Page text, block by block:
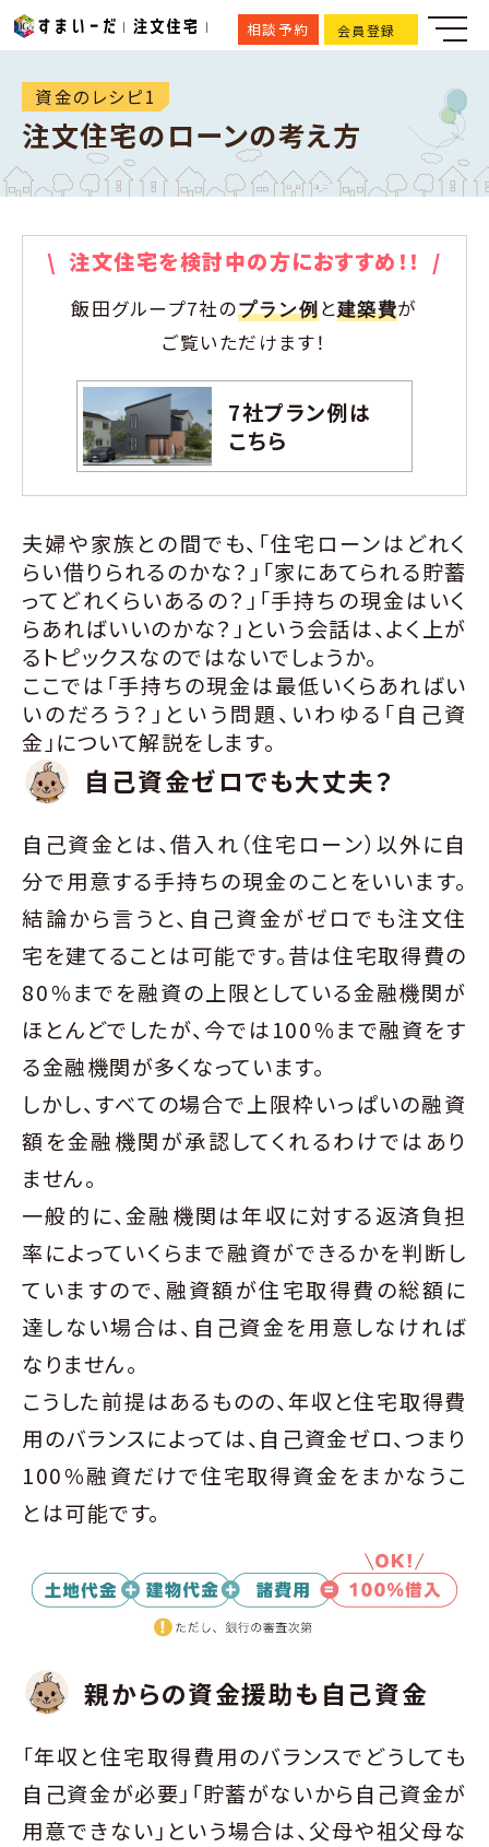
相談予約 会員登録
資金のレシピ1
注文住宅のローンの考え方
\ 注文住宅を検討中の方におすすめ！！ /
飯田グループ7社のプラン例と建築費が
ご覧いただけます！
7社プラン例は
こちら
夫婦や家族との間でも、「住宅ローンはどれく
らい借りられるのかな？」「家にあてられる貯蓄
ってどれくらいあるの？」「手持ちの現金はいく
らあればいいのかな？」という会話は、よく上が
るトピックスなのではないでしょうか。
ここでは「手持ちの現金は最低いくらあればい
いのだろう？」という問題、いわゆる「自己資
金」について解説をします。
自己資金ゼロでも大丈夫？
自己資金とは、借入れ（住宅ローン）以外に自
分で用意する手持ちの現金のことをいいます。
結論から言うと、自己資金がゼロでも注文住
宅を建てることは可能です。昔は住宅取得費の
80％までを融資の上限としている金融機関が
ほとんどでしたが、今では100％まで融資をす
る金融機関が多くなっています。
しかし、すべての場合で上限枠いっぱいの融資
額を金融機関が承認してくれるわけではあり
ません。
一般的に、金融機関は年収に対する返済負担
率によっていくらまで融資ができるかを判断し
ていますので、融資額が住宅取得費の総額に
達しない場合は、自己資金を用意しなければ
なりません。
こうした前提はあるものの、年収と住宅取得費
用のバランスによっては、自己資金ゼロ、つまり
100％融資だけで住宅取得資金をまかなうこ
とは可能です。
親からの資金援助も自己資金
「年収と住宅取得費用のバランスでどうしても
自己資金が必要」「貯蓄がないから自己資金が
用意できない」という場合は、父母や祖父母な